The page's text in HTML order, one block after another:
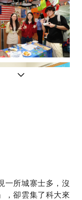
一所城寨士多，沒
，卻雲集了科大來